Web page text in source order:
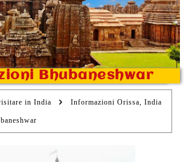
Bhubaneshwar
in India Informazioni Orissa, India